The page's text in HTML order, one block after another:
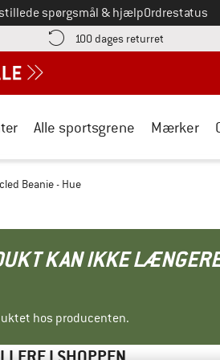
spørgsmål & hjælpOrdrestatus
her! Åbnes i en infoboks
100 dages returret Gå til
Alle sportsgrene Mærker
Beanie - Hue
KAN IKKE
hos producenten.